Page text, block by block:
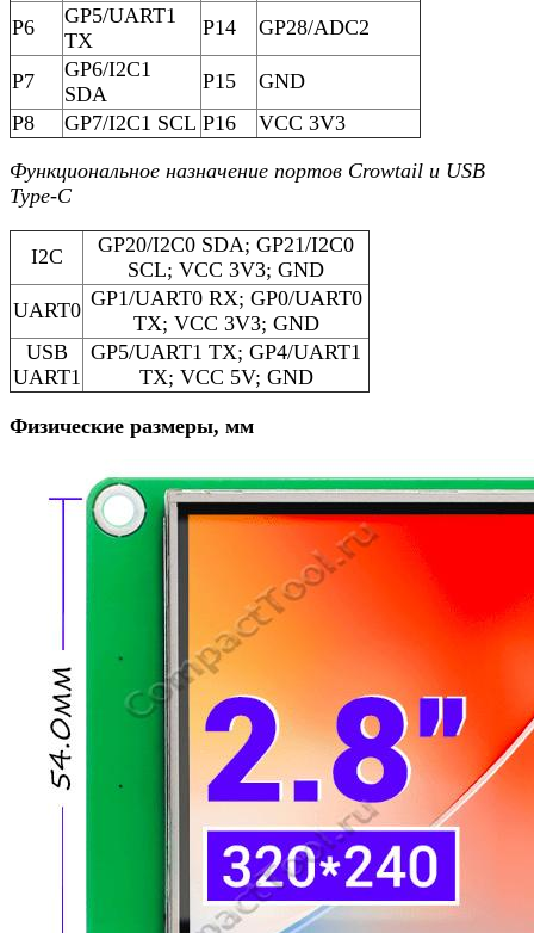
P6
GP5/UART1
TX
P14 GP28/ADC2
P7
GP6/I2C1
SDA
P15
GND
P8
GP7/I2C1 SCL P16 VCC 3V3
Функциональное назначение портов Crowtail и USB
Type-C
I2C
GP20/I2C0 SDA; GP21/I2C0
SCL; VCC 3V3; GND
UART0 GP1/UART0 RX; GP0/UART0
TX; VCC 3V3; GND
USB
UART1
GP5/UART1 TX; GP4/UART1
TX; VCC 5V; GND
Физические размеры, мм